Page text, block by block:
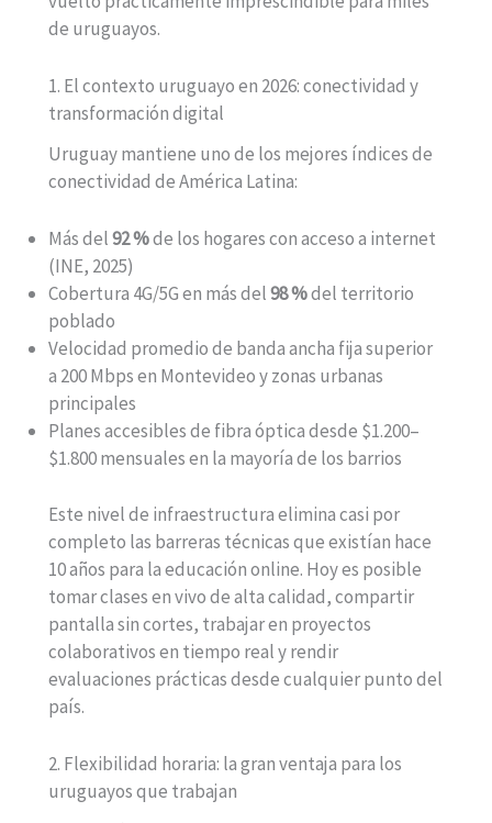
de uruguayos.
1. El contexto uruguayo en 2026: conectividad y
transformación digital
Uruguay mantiene uno de los mejores índices de
conectividad de América Latina:
Más del92 %de los hogares con acceso a internet
(INE, 2025)
Cobertura 4G/5G en más del98 %del territorio
poblado
Velocidad promedio de banda ancha fija superior
a 200 Mbps en Montevideo y zonas urbanas
principales
Planes accesibles de fibra óptica desde $1.200–
$1.800 mensuales en la mayoría de los barrios
Este nivel de infraestructura elimina casi por
completo las barreras técnicas que existían hace
10 años para la educación online. Hoy es posible
tomar clases en vivo de alta calidad, compartir
pantalla sin cortes, trabajar en proyectos
colaborativos en tiempo real y rendir
evaluaciones prácticas desde cualquier punto del
país.
2. Flexibilidad horaria: la gran ventaja para los
uruguayos que trabajan